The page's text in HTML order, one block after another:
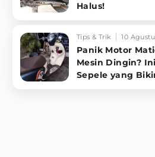
Halus!
Tips & Trik 10
Panik Motor
Mesin Dingin?
Sepele yang